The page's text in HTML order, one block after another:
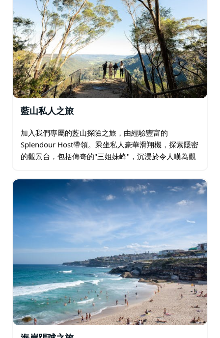
藍山私人之旅
加入我們專屬的藍山探險之旅，由經驗豐富的
Splendour Host帶領。乘坐私人豪華滑翔機，探索隱密
的觀景台，包括傳奇的"三姐妹峰"，沉浸於令人嘆為觀
地優質啤酒或葡萄酒，在壯麗的景色中盡享盛宴…